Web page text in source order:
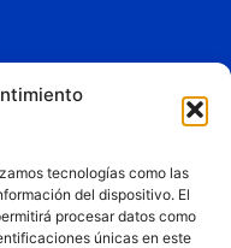
tecnologías como las
del dispositivo. El
procesar datos como
únicas en este
uso